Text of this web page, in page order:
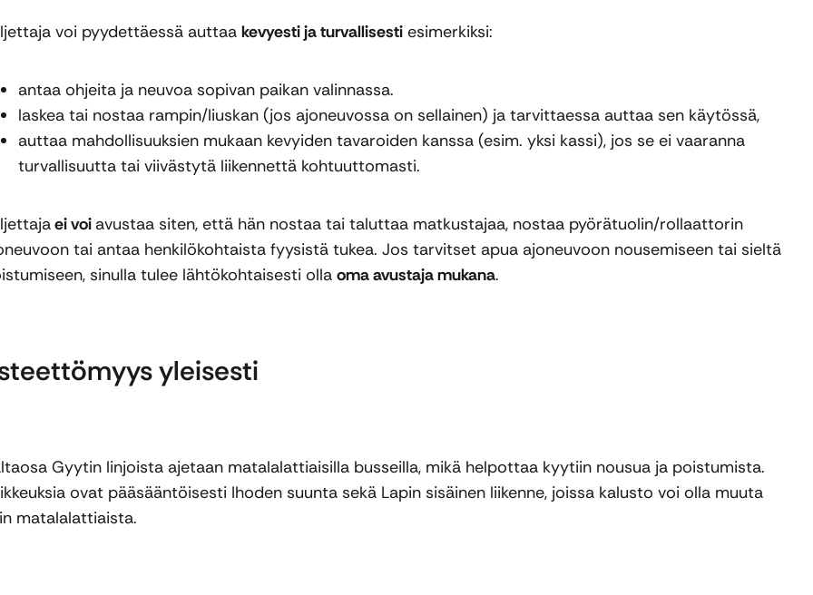
voi pyydettäessä auttaa kevyesti ja turvallisestiesimerkiksi:
antaa ohjeita ja neuvoa sopivan paikan valinnassa.
laskea tai nostaa rampin/liuskan (jos ajoneuvossa on sellainen) ja tarvittaessa auttaa sen käytössä,
auttaa mahdollisuuksien mukaan kevyiden tavaroiden kanssa (esim. yksi kassi), jos se ei vaaranna
turvallisuutta tai viivästytä liikennettä kohtuuttomasti.
ei voi avustaa siten, että hän nostaa tai taluttaa matkustajaa, nostaa pyörätuolin/rollaattorin
tai antaa henkilökohtaista fyysistä tukea. Jos tarvitset apua ajoneuvoon nousemiseen tai sieltä
sinulla tulee lähtökohtaisesti olla oma avustaja mukana.
yleisesti
Gyytin linjoista ajetaan matalalattiaisilla busseilla, mikä helpottaa kyytiin nousua ja poistumista.
ovat pääsääntöisesti Ihoden suunta sekä Lapin sisäinen liikenne, joissa kalusto voi olla muuta
matalalattiaista.